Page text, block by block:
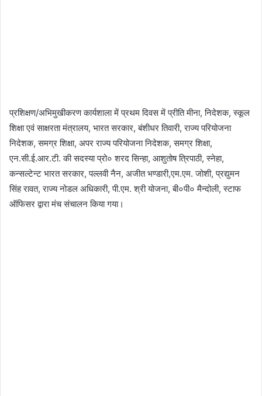
प्रशिक्षण/अभिमुखीकरण कार्यशाला में प्रथम दिवस में प्रीति मीना, निदेशक, स्कूल
शिक्षा एवं साक्षरता मंत्रालय, भारत सरकार, बंशीधर तिवारी, राज्य परियोजना
निदेशक, समग्र शिक्षा, अपर राज्य परियोजना निदेशक, समग्र शिक्षा,
एन.सी.ई.आर.टी. की सदस्या प्रो० शरद सिन्हा, आशुतोष त्रिपाठी, स्नेहा,
कन्सल्टेन्ट भारत सरकार, पल्लवी नैन, अजीत भण्डारी,एम.एम. जोशी, प्रद्युमन
सिंह रावत, राज्य नोडल अधिकारी, पी.एम. श्री योजना, बी०पी० मैन्दोली, स्टाफ
ऑफिसर द्वारा मंच संचालन किया गया।